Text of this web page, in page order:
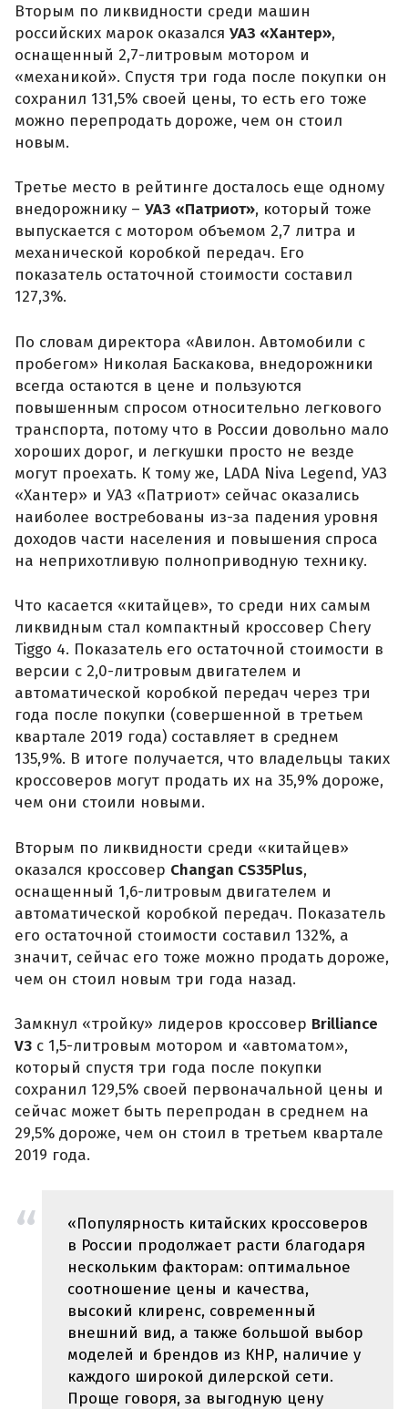
Вторым по ликвидности среди машин
российских марок оказался УАЗ «Хантер»,
оснащенный 2,7-литровым мотором и
«механикой». Спустя три года после покупки он
сохранил 131,5% своей цены, то есть его тоже
можно перепродать дороже, чем он стоил
новым.
Третье место в рейтинге досталось еще одному
внедорожнику – УАЗ «Патриот», который тоже
выпускается с мотором объемом 2,7 литра и
механической коробкой передач. Его
показатель остаточной стоимости составил
127,3%.
По словам директора «Авилон. Автомобили с
пробегом» Николая Баскакова, внедорожники
всегда остаются в цене и пользуются
повышенным спросом относительно легкового
транспорта, потому что в России довольно мало
хороших дорог, и легкушки просто не везде
могут проехать. К тому же, LADA Niva Legend, УАЗ
«Хантер» и УАЗ «Патриот» сейчас оказались
наиболее востребованы из-за падения уровня
доходов части населения и повышения спроса
на неприхотливую полноприводную технику.
Что касается «китайцев», то среди них самым
ликвидным стал компактный кроссовер Chery
Tiggo 4. Показатель его остаточной стоимости в
версии с 2,0-литровым двигателем и
автоматической коробкой передач через три
года после покупки (совершенной в третьем
квартале 2019 года) составляет в среднем
135,9%. В итоге получается, что владельцы таких
кроссоверов могут продать их на 35,9% дороже,
чем они стоили новыми.
Вторым по ликвидности среди «китайцев»
оказался кроссовер Changan CS35Plus,
оснащенный 1,6-литровым двигателем и
автоматической коробкой передач. Показатель
его остаточной стоимости составил 132%, а
значит, сейчас его тоже можно продать дороже,
чем он стоил новым три года назад.
Замкнул «тройку» лидеров кроссовер Brilliance
V3 с 1,5-литровым мотором и «автоматом»,
который спустя три года после покупки
сохранил 129,5% своей первоначальной цены и
сейчас может быть перепродан в среднем на
29,5% дороже, чем он стоил в третьем квартале
2019 года.
«Популярность китайских кроссоверов
в России продолжает расти благодаря
нескольким факторам: оптимальное
соотношение цены и качества,
высокий клиренс, современный
внешний вид, а также большой выбор
моделей и брендов из КНР, наличие у
каждого широкой дилерской сети.
Проще говоря, за выгодную цену